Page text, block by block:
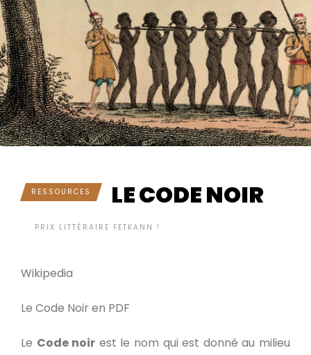
RESSOURCES LE CODE NOIR
PRIX LITTÉRAIRE FETKANN !
Wikipedia
Le Code Noir en PDF
Le Code noir est le nom qui est donné au milieu